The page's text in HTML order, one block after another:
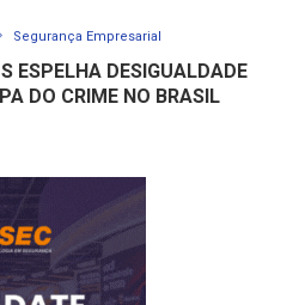
Segurança Empresarial
ESPELHA DESIGUALDADE
DO CRIME NO BRASIL